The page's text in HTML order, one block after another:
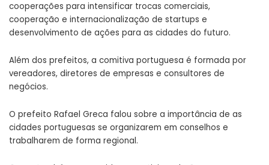
cooperações para intensificar trocas comerciais,
cooperação e internacionalização de startups e
desenvolvimento de ações para as cidades do futuro.
Além dos prefeitos, a comitiva portuguesa é formada por
vereadores, diretores de empresas e consultores de
negócios.
O prefeito Rafael Greca falou sobre a importância de as
cidades portuguesas se organizarem em conselhos e
trabalharem de forma regional.